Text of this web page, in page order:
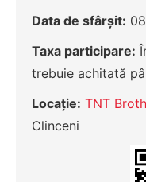
Data de sfârșit:
Taxa participare:
trebuie achitată
Locație: TNT
Clinceni